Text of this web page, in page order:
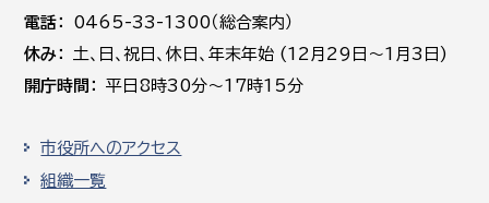
電話
0465-33-1300（総合案内）
休み
土､日､祝日、休日、年末年始 (12月29日～1月3日)
開庁時間
平日8時30分～17時15分
市役所へのアクセス
組織一覧